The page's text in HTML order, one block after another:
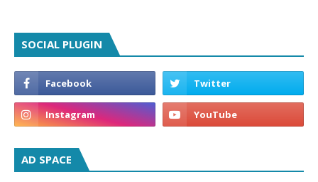
SOCIAL PLUGIN
AD SPACE